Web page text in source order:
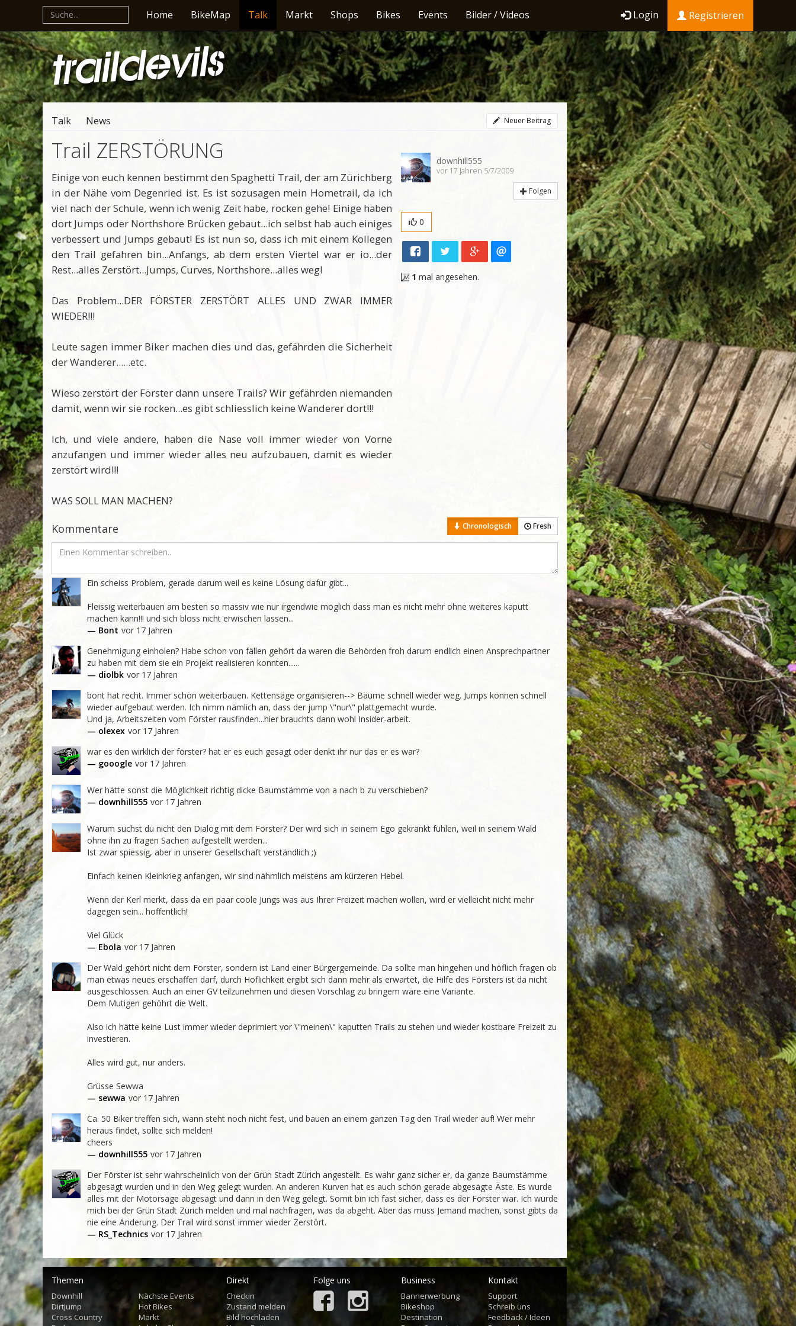
Home BikeMap Talk Markt Shops Bikes Events Bilder / Videos Login Registrieren
Talk News Neuer Beitrag
Trail ZERSTÖRUNG
Einige von euch kennen bestimmt den Spaghetti Trail, der am Zürichberg
in der Nähe vom Degenried ist. Es ist sozusagen mein Hometrail, da ich
viel nach der Schule, wenn ich wenig Zeit habe, rocken gehe! Einige haben
dort Jumps oder Northshore Brücken gebaut...ich selbst hab auch einiges
verbessert und Jumps gebaut! Es ist nun so, dass ich mit einem Kollegen
den Trail gefahren bin...Anfangs, ab dem ersten Viertel war er io...der
Rest...alles Zerstört...Jumps, Curves, Northshore...alles weg!
Das Problem...DER FÖRSTER ZERSTÖRT ALLES UND ZWAR IMMER
WIEDER!!!
Leute sagen immer Biker machen dies und das, gefährden die Sicherheit
der Wanderer......etc.
Wieso zerstört der Förster dann unsere Trails? Wir gefährden niemanden
damit, wenn wir sie rocken...es gibt schliesslich keine Wanderer dort!!!
Ich, und viele andere, haben die Nase voll immer wieder von Vorne
anzufangen und immer wieder alles neu aufzubauen, damit es wieder
zerstört wird!!!
WAS SOLL MAN MACHEN?
downhill555
vor 17 Jahren 5/7/2009
Folgen
0
1 mal angesehen.
Kommentare Chronologisch Fresh
Ein scheiss Problem, gerade darum weil es keine Lösung dafür gibt...
Fleissig weiterbauen am besten so massiv wie nur irgendwie möglich dass man es nicht mehr ohne weiteres kaputt
machen kann!!! und sich bloss nicht erwischen lassen...
— Bont vor 17 Jahren
Genehmigung einholen? Habe schon von fällen gehört da waren die Behörden froh darum endlich einen Ansprechpartner
zu haben mit dem sie ein Projekt realisieren konnten......
— diolbk vor 17 Jahren
bont hat recht. Immer schön weiterbauen. Kettensäge organisieren--> Bäume schnell wieder weg. Jumps können schnell
wieder aufgebaut werden. Ich nimm nämlich an, dass der jump \"nur\" plattgemacht wurde.
Und ja, Arbeitszeiten vom Förster rausfinden...hier brauchts dann wohl Insider-arbeit.
— olexex vor 17 Jahren
war es den wirklich der förster? hat er es euch gesagt oder denkt ihr nur das er es war?
— gooogle vor 17 Jahren
Wer hätte sonst die Möglichkeit richtig dicke Baumstämme von a nach b zu verschieben?
— downhill555 vor 17 Jahren
Warum suchst du nicht den Dialog mit dem Förster? Der wird sich in seinem Ego gekränkt fühlen, weil in seinem Wald
ohne ihn zu fragen Sachen aufgestellt werden...
Ist zwar spiessig, aber in unserer Gesellschaft verständlich ;)
Einfach keinen Kleinkrieg anfangen, wir sind nähmlich meistens am kürzeren Hebel.
Wenn der Kerl merkt, dass da ein paar coole Jungs was aus Ihrer Freizeit machen wollen, wird er vielleicht nicht mehr
dagegen sein... hoffentlich!
Viel Glück
— Ebola vor 17 Jahren
Der Wald gehört nicht dem Förster, sondern ist Land einer Bürgergemeinde. Da sollte man hingehen und höflich fragen ob
man etwas neues erschaffen darf, durch Höflichkeit ergibt sich dann mehr als erwartet, die Hilfe des Försters ist da nicht
ausgeschlossen. Auch an einer GV teilzunehmen und diesen Vorschlag zu bringem wäre eine Variante.
Dem Mutigen gehöhrt die Welt.
Also ich hätte keine Lust immer wieder deprimiert vor \"meinen\" kaputten Trails zu stehen und wieder kostbare Freizeit zu
investieren.
Alles wird gut, nur anders.
Grüsse Sewwa
— sewwa vor 17 Jahren
Ca. 50 Biker treffen sich, wann steht noch nicht fest, und bauen an einem ganzen Tag den Trail wieder auf! Wer mehr
heraus findet, sollte sich melden!
cheers
— downhill555 vor 17 Jahren
Der Förster ist sehr wahrscheinlich von der Grün Stadt Zürich angestellt. Es wahr ganz sicher er, da ganze Baumstämme
abgesägt wurden und in den Weg gelegt wurden. An anderen Kurven hat es auch schön gerade abgesägte Äste. Es wurde
alles mit der Motorsäge abgesägt und dann in den Weg gelegt. Somit bin ich fast sicher, dass es der Förster war. Ich würde
mich bei der Grün Stadt Zürich melden und mal nachfragen, was da abgeht. Aber das muss Jemand machen, sonst gibts da
nie eine Änderung. Der Trail wird sonst immer wieder Zerstört.
— RS_Technics vor 17 Jahren
Themen
Downhill
Dirtjump
Cross Country
Nächste Events
Hot Bikes
Markt
Direkt
Checkin
Zustand melden
Bild hochladen
Folge uns Business
Bannerwerbung
Bikeshop
Destination
Kontakt
Support
Schreib uns
Feedback / Ideen